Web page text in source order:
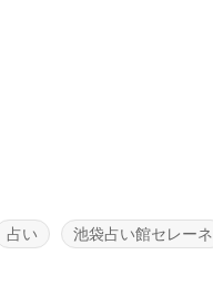
占い 池袋占い館セレーネ